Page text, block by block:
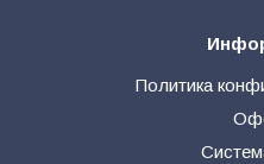
Политика